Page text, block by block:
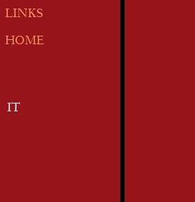
LINKS
HOME
IT